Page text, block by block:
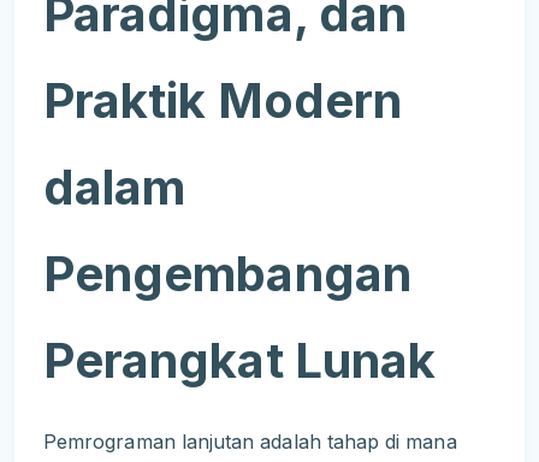
Paradigma, dan
Praktik Modern
dalam
Pengembangan
Perangkat Lunak
Pemrograman lanjutan adalah tahap di mana